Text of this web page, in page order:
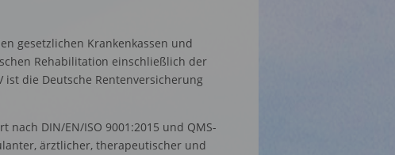
gesetzlichen Krankenkassen und
Rehabilitation einschließlich der
ist die Deutsche Rentenversicherung
nach DIN/EN/ISO 9001:2015 und QMS-
ärztlicher, therapeutischer und